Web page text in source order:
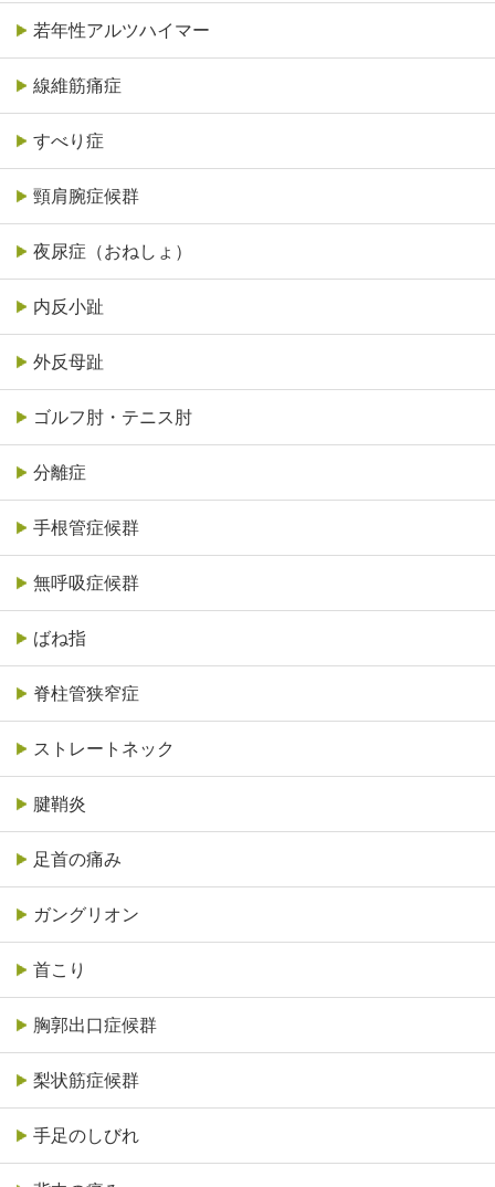
若年性アルツハイマー
線維筋痛症
すべり症
頸肩腕症候群
夜尿症（おねしょ）
内反小趾
外反母趾
ゴルフ肘・テニス肘
分離症
手根管症候群
無呼吸症候群
ばね指
脊柱管狭窄症
ストレートネック
腱鞘炎
足首の痛み
ガングリオン
首こり
胸郭出口症候群
梨状筋症候群
手足のしびれ